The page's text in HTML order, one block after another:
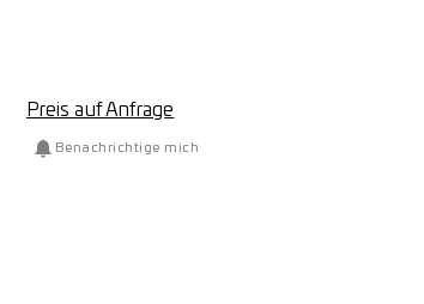
Preis auf Anfrage
Benachrichtige mich